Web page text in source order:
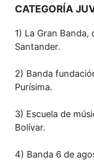
CATEGORÍA
1) La Gran Banda,
Santander.
2) Banda
Purísima.
3) Escuela de
Bolívar.
4) Banda 6 de